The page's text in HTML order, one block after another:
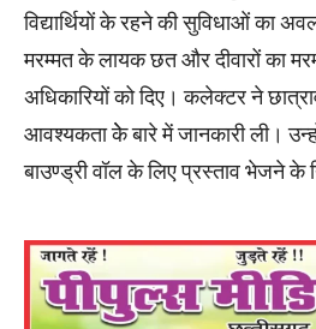
विद्यार्थियों के रहने की सुविधाओं का
मरम्मत के लायक छत और दीवारों का
अधिकारियों को दिए। कलेक्टर ने
आवश्यकता केे बारे में जानकारी ली।
बाउण्ड्री वॉल के लिए प्रस्ताव भेजने के